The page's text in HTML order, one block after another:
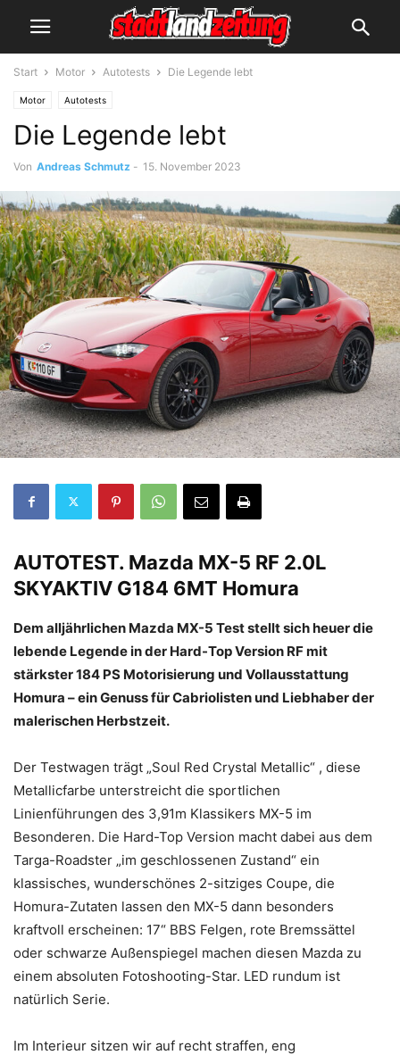
Start Motor Autotests Die Legende lebt
Motor Autotests
Die Legende lebt
Von Andreas Schmutz - 15. November 2023
AUTOTEST. Mazda MX-5 RF 2.0L
SKYAKTIV G184 6MT Homura
Dem alljährlichen Mazda MX-5 Test stellt sich heuer die
lebende Legende in der Hard-Top Version RF mit
stärkster 184 PS Motorisierung und Vollausstattung
Homura – ein Genuss für Cabriolisten und Liebhaber der
malerischen Herbstzeit.
Der Testwagen trägt „Soul Red Crystal Metallic“ , diese
Metallicfarbe unterstreicht die sportlichen
Linienführungen des 3,91m Klassikers MX-5 im
Besonderen. Die Hard-Top Version macht dabei aus dem
Targa-Roadster „im geschlossenen Zustand“ ein
klassisches, wunderschönes 2-sitziges Coupe, die
Homura-Zutaten lassen den MX-5 dann besonders
kraftvoll erscheinen: 17“ BBS Felgen, rote Bremssättel
oder schwarze Außenspiegel machen diesen Mazda zu
einem absoluten Fotoshooting-Star. LED rundum ist
natürlich Serie.
Im Interieur sitzen wir auf recht straffen, eng